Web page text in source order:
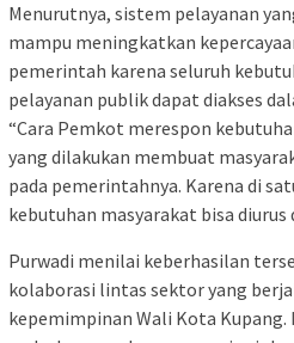
Menurutnya, sistem pelayanan
mampu meningkatkan
pemerintah karena seluruh
pelayanan publik dapat diakses
“Cara Pemkot merespon
yang dilakukan membuat
pada pemerintahnya. Karena di
kebutuhan masyarakat bisa diurus
Purwadi menilai keberhasilan
kolaborasi lintas sektor yang
kepemimpinan Wali Kota Kupang.